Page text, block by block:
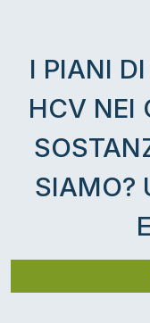
I PIANI
HCV NEI
SIAMO?